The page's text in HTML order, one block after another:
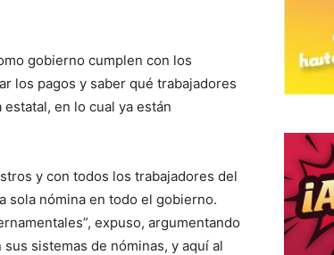
gobierno cumplen con los
los pagos y saber qué trabajadores
en lo cual ya están
y con todos los trabajadores del
sola nómina en todo el gobierno.
expuso, argumentando
sistemas de nóminas, y aquí al